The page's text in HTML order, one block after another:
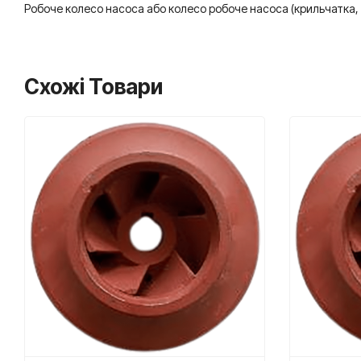
Робоче колесо насоса або колесо робоче насоса (крильчатка,
Схожі Товари